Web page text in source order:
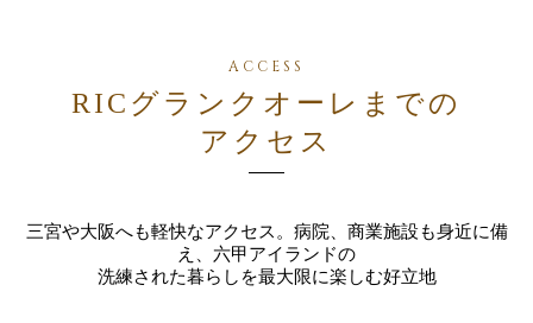
RICグランクオーレまでの
アクセス
三宮や大阪へも軽快なアクセス。病院、商業施設も身近に備
え、六甲アイランドの
洗練された暮らしを最大限に楽しむ好立地